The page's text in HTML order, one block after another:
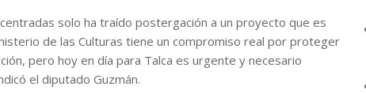
solo ha traído postergación a un proyecto que es
de las Culturas tiene un compromiso real por proteger
pero hoy en día para Talca es urgente y necesario
el diputado Guzmán.